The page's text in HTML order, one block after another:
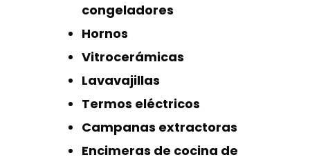
congeladores
Hornos
Vitrocerámicas
Lavavajillas
Termos eléctricos
Campanas extractoras
Encimeras de cocina de